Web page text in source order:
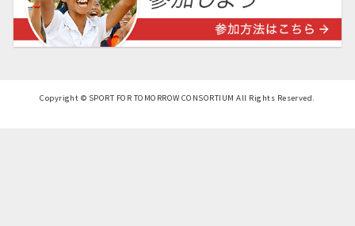
Copyright © SPORT FOR TOMORROW CONSORTIUM All Rights Reserved.